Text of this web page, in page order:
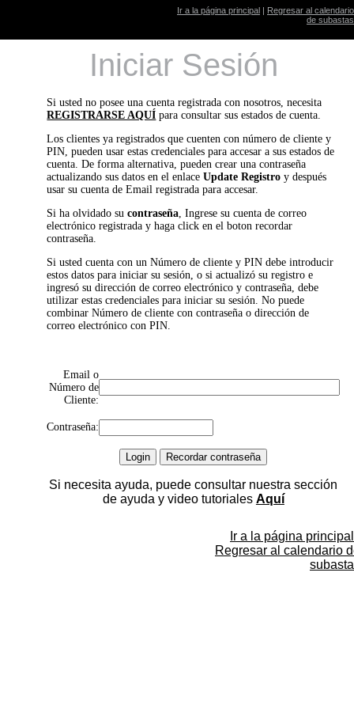
Ir a la página principal | Regresar al calendario
de subastas
Iniciar Sesión
Si usted no posee una cuenta registrada con nosotros, necesita
REGISTRARSE AQUÍ para consultar sus estados de cuenta.
Los clientes ya registrados que cuenten con número de cliente y
PIN, pueden usar estas credenciales para accesar a sus estados de
cuenta. De forma alternativa, pueden crear una contraseña
actualizando sus datos en el enlaceUpdate Registro y después
usar su cuenta de Email registrada para accesar.
Si ha olvidado sucontraseña, Ingrese su cuenta de correo
electrónico registrada y haga click en el boton recordar
contraseña.
Si usted cuenta con un Número de cliente y PIN debe introducir
estos datos para iniciar su sesión, o si actualizó su registro e
ingresó su dirección de correo electrónico y contraseña, debe
utilizar estas credenciales para iniciar su sesión. No puede
combinar Número de cliente con contraseña o dirección de
correo electrónico con PIN.
Email o
Número de
Cliente:
Contraseña:
Si necesita ayuda, puede consultar nuestra sección
de ayuda y video tutoriales Aquí
Ir a la página principal
Regresar al calendario